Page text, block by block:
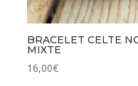
BRACELET CELTE
MIXTE
16,00€